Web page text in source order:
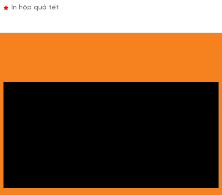
In hộp quà tết